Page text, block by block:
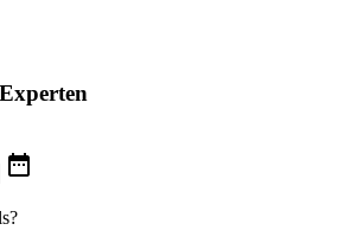
date_range